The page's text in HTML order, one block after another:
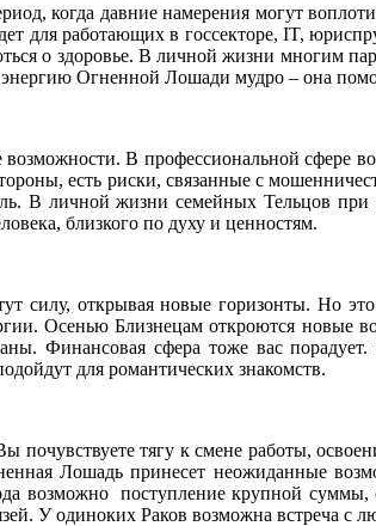
когда давние намерения могут
для работающих в госсекторе, IT,
о здоровье. В личной жизни многим
Огненной Лошади мудро – она
В профессиональной сфере
есть риски, связанные с
В личной жизни семейных Тельцов при
близкого по духу и ценностям.
открывая новые горизонты. Но это
Осенью Близнецам откроются новые
Финансовая сфера тоже вас
для романтических знакомств.
тягу к смене работы,
Лошадь принесет неожиданные
возможно поступление крупной
У одиноких Раков возможна встреча с